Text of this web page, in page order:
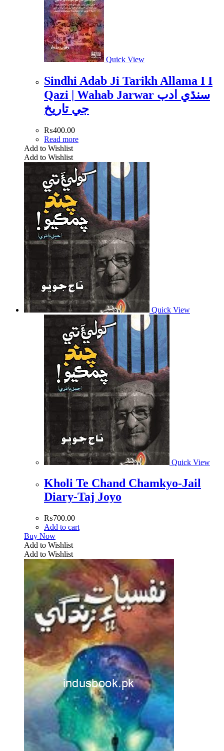
Quick View
Sindhi Adab Ji Tarikh Allama I I
Qazi | Wahab Jarwar سنڌي ادب
جي تاريخ
₨400.00
Read more
Add to Wishlist
Add to Wishlist
Quick View
Quick View
Kholi Te Chand Chamkyo-Jail
Diary-Taj Joyo
₨700.00
Add to cart
Buy Now
Add to Wishlist
Add to Wishlist